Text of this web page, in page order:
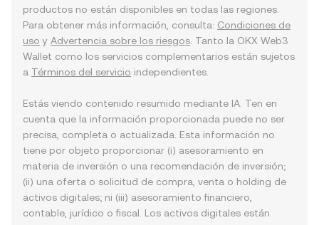
productos no están disponibles en todas las regiones.
Para obtener más información, consulta: Condiciones de
uso y Advertencia sobre los riesgos . Tanto la OKX Web3
Wallet como los servicios complementarios están sujetos
a Términos del servicio independientes.
Estás viendo contenido resumido mediante IA. Ten en
cuenta que la información proporcionada puede no ser
precisa, completa o actualizada. Esta información no
tiene por objeto proporcionar (i) asesoramiento en
materia de inversión o una recomendación de inversión;
(ii) una oferta o solicitud de compra, venta o holding de
activos digitales; ni (iii) asesoramiento financiero,
contable, jurídico o fiscal. Los activos digitales están